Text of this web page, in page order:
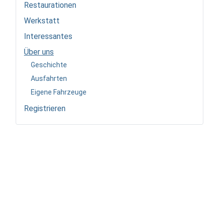
Restaurationen
Werkstatt
Interessantes
Über uns
Geschichte
Ausfahrten
Eigene Fahrzeuge
Registrieren